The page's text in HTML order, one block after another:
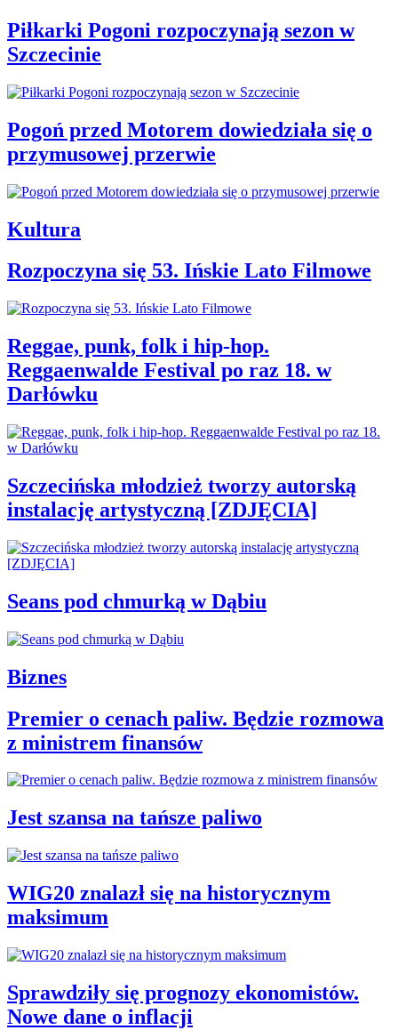
Piłkarki Pogoni rozpoczynają sezon w
Szczecinie
Pogoń przed Motorem dowiedziała się o
przymusowej przerwie
Kultura
Rozpoczyna się 53. Ińskie Lato Filmowe
Reggae, punk, folk i hip-hop.
Reggaenwalde Festival po raz 18. w
Darłówku
Szczecińska młodzież tworzy autorską
instalację artystyczną [ZDJĘCIA]
Seans pod chmurką w Dąbiu
Biznes
Premier o cenach paliw. Będzie rozmowa
z ministrem finansów
Jest szansa na tańsze paliwo
WIG20 znalazł się na historycznym
maksimum
Sprawdziły się prognozy ekonomistów.
Nowe dane o inflacji